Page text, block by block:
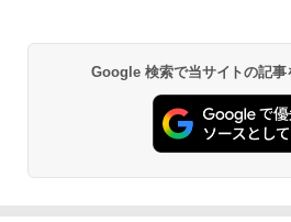
Google 検索で当サイトの記事